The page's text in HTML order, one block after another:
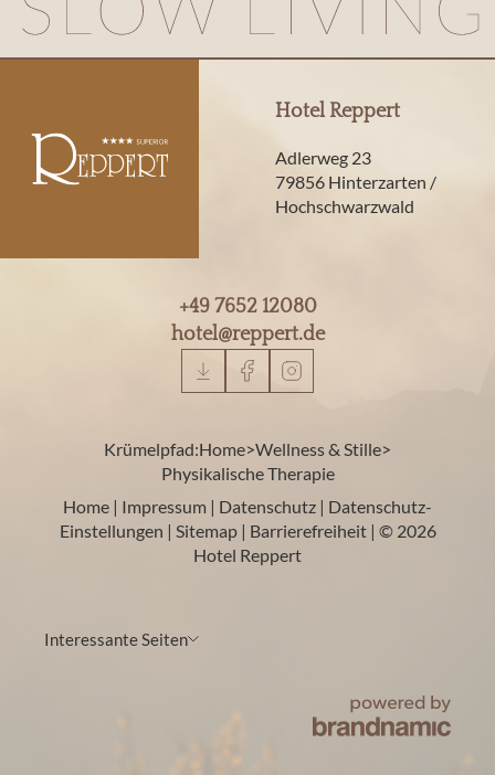
Hotel Reppert
Adlerweg 23
79856 Hinterzarten /
Hochschwarzwald
+49 7652 12080
hotel@reppert.de
Krümelpfad:Home>Wellness & Stille>
Physikalische Therapie
Home | Impressum | Datenschutz | Datenschutz-
Einstellungen | Sitemap | Barrierefreiheit | © 2026
Hotel Reppert
Interessante Seiten